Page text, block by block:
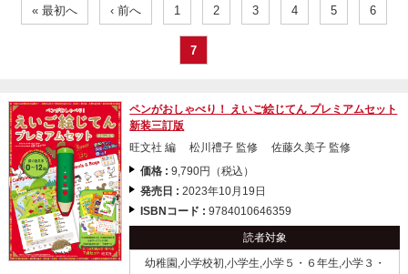
« 最初へ ‹ 前へ 1 2 3 4 5 6
7
ペンがおしゃべり！ えいご絵じてん プレミアムセット
新装三訂版
旺文社 編 松川禮子 監修 佐藤久美子 監修
価格 :9,790円（税込）
発売日 :2023年10月19日
ISBNコード :9784010646359
読者対象
幼稚園,小学校初,小学生,小学５・６年生,小学３・